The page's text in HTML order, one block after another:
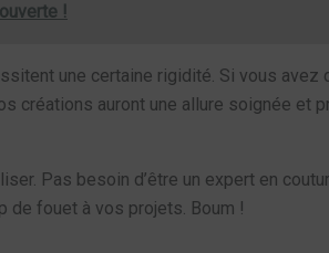
!
une certaine rigidité. Si vous avez
créations auront une allure soignée et
Pas besoin d’être un expert en
de fouet à vos projets. Boum !